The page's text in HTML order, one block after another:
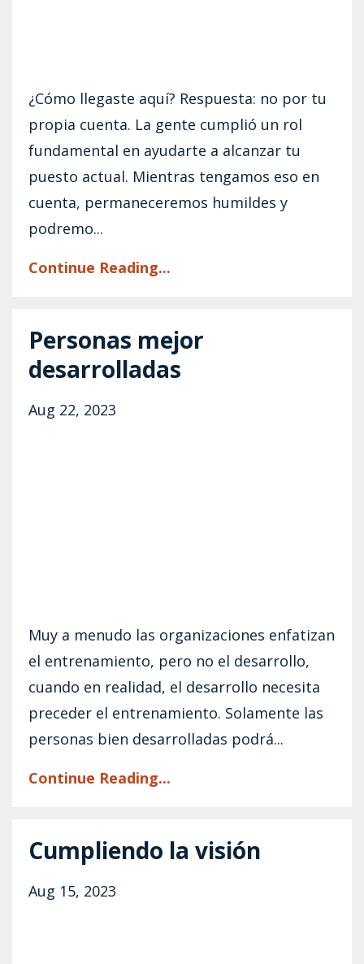
¿Cómo llegaste aquí? Respuesta: no por tu
propia cuenta. La gente cumplió un rol
fundamental en ayudarte a alcanzar tu
puesto actual. Mientras tengamos eso en
cuenta, permaneceremos humildes y
podremo...
Continue Reading...
Personas mejor
desarrolladas
Aug 22, 2023
Muy a menudo las organizaciones enfatizan
el entrenamiento, pero no el desarrollo,
cuando en realidad, el desarrollo necesita
preceder el entrenamiento. Solamente las
personas bien desarrolladas podrá...
Continue Reading...
Cumpliendo la visión
Aug 15, 2023